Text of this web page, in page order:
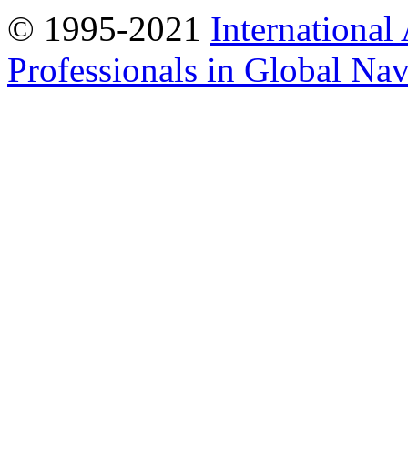
© 1995-2021 International
Professionals in Global